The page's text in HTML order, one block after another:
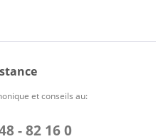
et conseils au:
- 82 16 0